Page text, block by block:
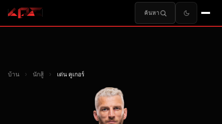
ค้นหา
บ้าน › นักสู้ › เด่น คูเกอร์